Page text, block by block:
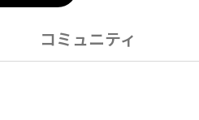
コミュニティ